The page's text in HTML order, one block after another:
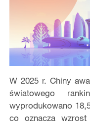
W 2025 r. Chiny
światowego
wyprodukowano
co oznacza